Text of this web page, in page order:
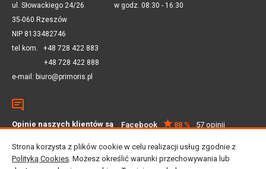
ul. Słowackiego 24/26
35-060 Rzeszów
NIP 8133482746
tel kom. +48 728 422 883
+48 728 422 888
e-mail: biuro@primoris.pl
w godz. 08:30 - 16:30
Opinie naszych klientów są
Facebook 88 %
57 opinii
Strona korzysta z plików cookie w celu realizacji usług zgodnie z
Polityką Cookies. Możesz określić warunki przechowywania lub